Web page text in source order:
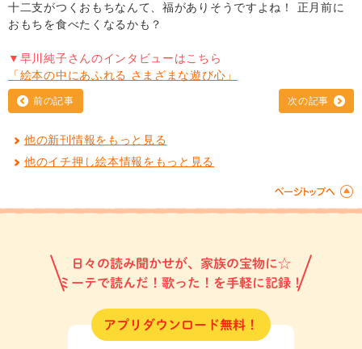
十二支がつくおもちなんて、福がありそうですよね！ 正月前に
おもちを食べたくなるかも？
▼早川純子さんのインタビューはこちら
「絵本の中にあふれる さまざまな遊び心」
前の記事 次の記事
他の新刊情報をもっと見る
他のイチ押し絵本情報をもっと見る
日々の読み聞かせが、家族の宝物に☆
ミーテで読んだ！歌った！を手軽に記録！
アプリダウンロード無料！